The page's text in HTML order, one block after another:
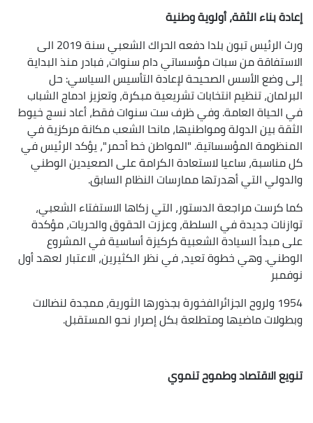
إعادة بناء الثقة، أولوية وطنية
ورث الرئيس تبون بلدا دفعه الحراك الشعبي سنة 2019 الى
الاستفاقة من سبات مؤسساتي دام سنوات، فبادر منذ البداية
إلى وضع الأسس الصحيحة لإعادة التأسيس السياسي: حل
البرلمان، تنظيم انتخابات تشريعية مبكرة، وتعزيز ادماج الشباب
في الحياة العامة. وفي ظرف ست سنوات فقط، أعاد نسج خيوط
الثقة بين الدولة ومواطنيها، مانحا الشعب مكانة مركزية في
المنظومة المؤسساتية. "المواطن خط أحمر"، يؤكد الرئيس في
كل مناسبة، ساعيا لاستعادة الكرامة على الصعيدين الوطني
والدولي التي أهدرتها ممارسات النظام السابق.
كما كرست مراجعة الدستور، التي زكاها الاستفتاء الشعبي،
توازنات جديدة في السلطة، وعززت الحقوق والحريات، مؤكدة
على مبدأ السيادة الشعبية كركيزة أساسية في المشروع
الوطني. وهي خطوة تعيد، في نظر الكثيرين، الاعتبار لعهد أول
نوفمبر
1954 ولروح الجزائرالفخورة بجذورها الثورية، ممجدة لنضالات
وبطولات ماضيها ومتطلعة بكل إصرار نحو المستقبل.
تنويع الاقتصاد وطموح تنموي